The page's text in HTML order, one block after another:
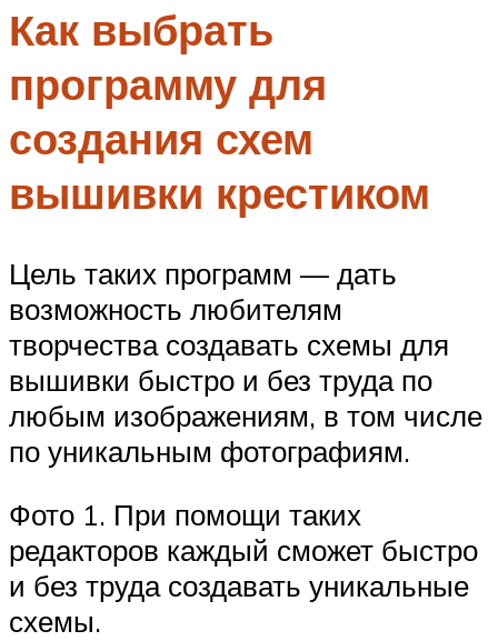
Как выбрать
программу для
создания схем
вышивки крестиком
Цель таких программ — дать
возможность любителям
творчества создавать схемы для
вышивки быстро и без труда по
любым изображениям, в том числе
по уникальным фотографиям.
Фото 1. При помощи таких
редакторов каждый сможет быстро
и без труда создавать уникальные
схемы.